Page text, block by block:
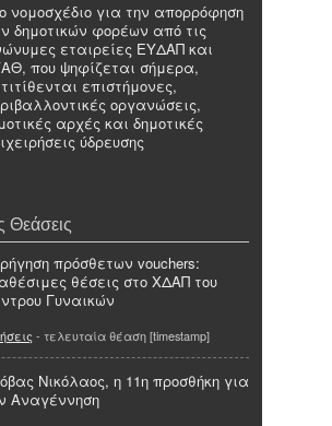
νομοσχέδιο για την απορρόφηση
δημοτικών φορέων από τις
εταιρείες ΕΥΔΑΠ και
που ψηφίζεται σήμερα,
επιστήμονες,
οργανώσεις,
αρχές και δημοτικές
ύδρευσης
Θεάσεις
πρόσθετων vouchers:
θέσεις στο ΧΔΑΠ του
Γυναικών
- τελευταία θέαση [timestamp]
Νικόλαος, η 11η προσθήκη για
Αναγέννηση